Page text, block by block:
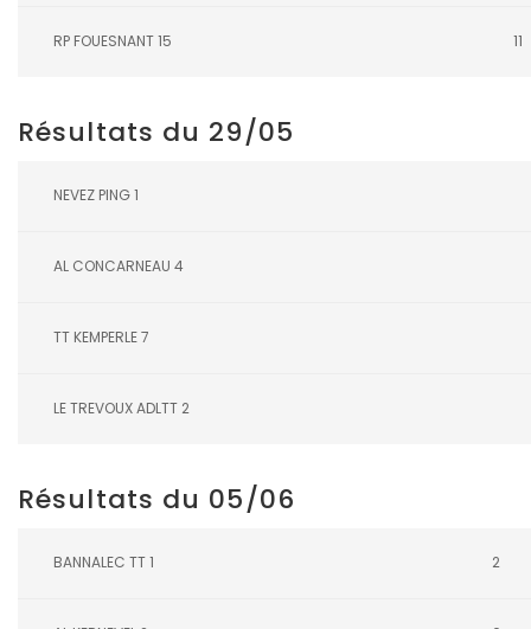
RP FOUESNANT 15 11
Résultats du 29/05
NEVEZ PING 1
AL CONCARNEAU 4
TT KEMPERLE 7
LE TREVOUX ADLTT 2
Résultats du 05/06
BANNALEC TT 1 2